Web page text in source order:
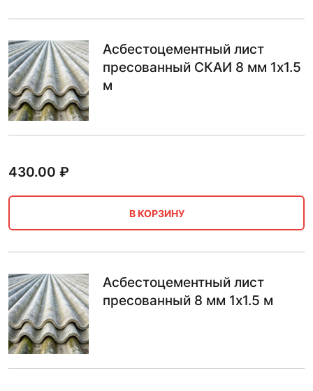
Асбестоцементный лист
пресованный СКАИ 8 мм 1х1.5
м
430.00 ₽
В КОРЗИНУ
Асбестоцементный лист
пресованный 8 мм 1х1.5 м